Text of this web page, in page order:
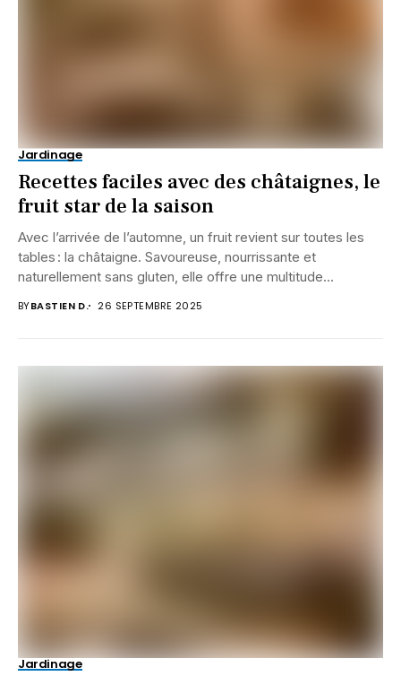
Jardinage
Recettes faciles avec des châtaignes, le
fruit star de la saison
Avec l’arrivée de l’automne, un fruit revient sur toutes les
tables : la châtaigne. Savoureuse, nourrissante et
naturellement sans gluten, elle offre une multitude...
BYBASTIEN D. 26 SEPTEMBRE 2025
Jardinage